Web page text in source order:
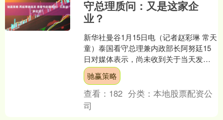
守总理质问：又是这家企
业？
新华社曼谷1月15日电（记者赵彩琳 常天
童）泰国看守总理兼内政部长阿努廷15
日对媒体表示，尚未收到关于当天发生
的起重机坠落事故详细报告。当得知该
事故与14日铁路....
驰赢策略
查看： 182 分类：本地股票配资公
司